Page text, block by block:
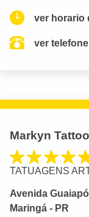
ver horario
ver telefone
Markyn Tattoo
TATUAGENS
Avenida
Maringá - PR